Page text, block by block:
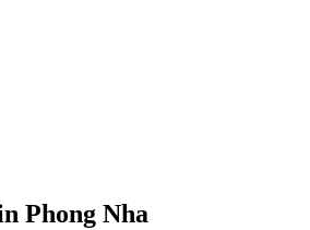
Phong Nha